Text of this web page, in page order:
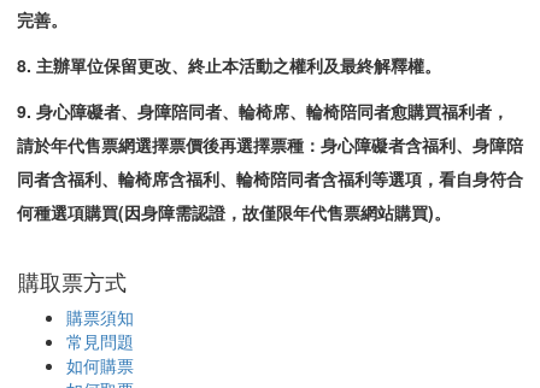
完善。
8. 主辦單位保留更改、終止本活動之權利及最終解釋權。
9. 身心障礙者、身障陪同者、輪椅席、輪椅陪同者愈購買福利者，
請於年代售票網選擇票價後再選擇票種：身心障礙者含福利、身障陪
同者含福利、輪椅席含福利、輪椅陪同者含福利等選項，看自身符合
何種選項購買(因身障需認證，故僅限年代售票網站購買)。
購取票方式
購票須知
常見問題
如何購票